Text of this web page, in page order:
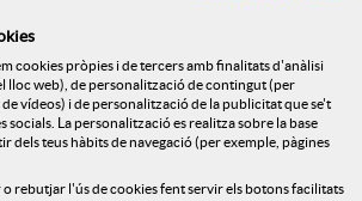
Política de cookies
Avís legal
Seguretat Online
Canal denúncies
cookies pròpies i de tercers amb finalitats d'anàlisi
lloc web), de personalització de contingut (per
vídeos) i de personalització de la publicitat que se't
socials. La personalització es realitza sobre la base
dels teus hàbits de navegació (per exemple, pàgines
rebutjar l'ús de cookies fent servir els botons facilitats